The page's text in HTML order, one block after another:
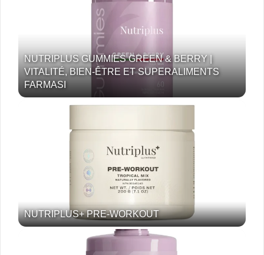
NUTRIPLUS GUMMIES GREEN & BERRY |
VITALITÉ, BIEN-ÊTRE ET SUPERALIMENTS
FARMASI
NUTRIPLUS+ PRE-WORKOUT